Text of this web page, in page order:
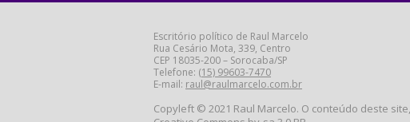
Escritório político de Raul Marcelo
Rua Cesário Mota, 339, Centro
CEP 18035-200 – Sorocaba/SP
Telefone: (15) 99603-7470
E-mail: raul@raulmarcelo.com.br
Copyleft © 2021 Raul Marcelo. O conteúdo deste